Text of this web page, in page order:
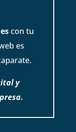
con tu
es
y